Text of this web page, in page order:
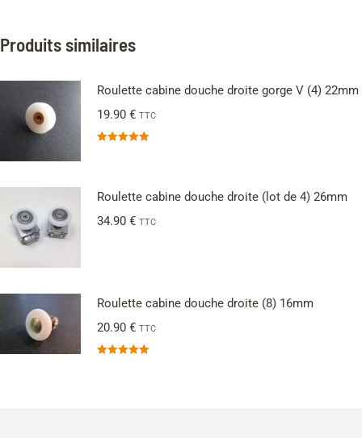
Produits similaires
Roulette cabine douche droite gorge V (4) 22mm
19.90 € TTC
Roulette cabine douche droite (lot de 4) 26mm
34.90 € TTC
Roulette cabine douche droite (8) 16mm
20.90 € TTC